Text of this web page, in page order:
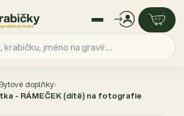
doplňky›
- RÁMEČEK (dítě) na fotografie